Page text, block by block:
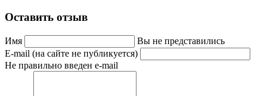
Оставить отзыв
Имя
Вы не представились
E-mail (на сайте не публикуется)
Не правильно введен e-mail